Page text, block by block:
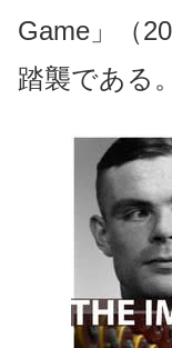
Game」（
踏襲である。